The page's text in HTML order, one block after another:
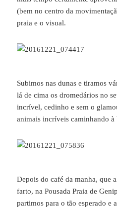
(bem no centro da
praia e o visual.
Subimos nas dunas e tiramos
lá de cima os dromedários no
incrível, cedinho e sem o
animais incríveis caminhando à
Depois do café da manha, que
farto, na Pousada Praia de
partimos para o tão esperado e